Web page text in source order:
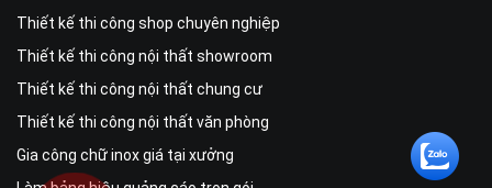
Thiết kế thi công shop chuyên nghiệp
Thiết kế thi công nội thất showroom
Thiết kế thi công nội thất chung cư
Thiết kế thi công nội thất văn phòng
Gia công chữ inox giá tại xưởng